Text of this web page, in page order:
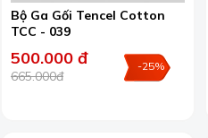
Bộ Ga Gối Tencel Cotton
TCC - 039
500.000 đ
665.000đ
-25%